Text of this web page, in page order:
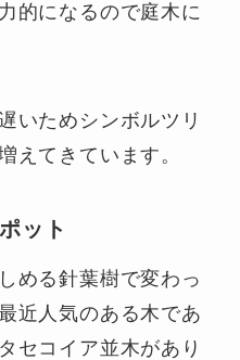
的になるので庭木に
いためシンボルツリ
えてきています。
ット
める針葉樹で変わっ
近人気のある木であ
セコイア並木があり